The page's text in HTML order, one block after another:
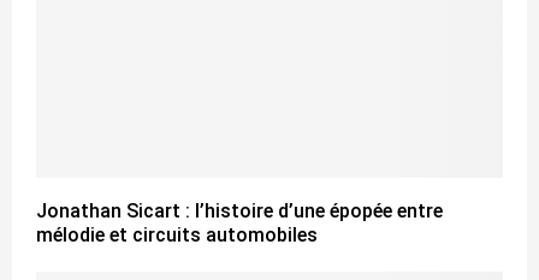
Jonathan Sicart : l’histoire d’une épopée entre
mélodie et circuits automobiles